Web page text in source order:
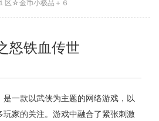
区☆金币小极品＋６
怒铁血传世
是一款以武侠为主题的网络游戏，以
家的关注。游戏中融合了紧张刺激